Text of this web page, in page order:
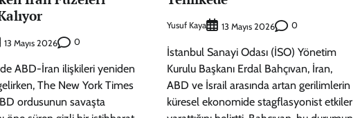
13 Mayıs 2026 0
ABD-İran ilişkileri yeniden
The New York Times
ordusunun savaşta
Yusuf Kaya 13 Mayıs 2026 0
İstanbul Sanayi Odası (İSO) Yönetim
Kurulu Başkanı Erdal Bahçıvan, İran,
ABD ve İsrail arasında artan gerilimlerin
küresel ekonomide stagflasyonist etkiler